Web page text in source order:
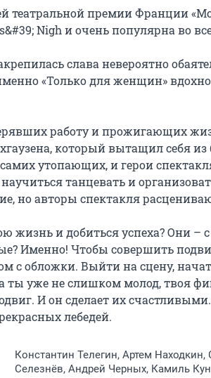
театральной премии Франции
Nigh и очень популярна во
слава невероятно
«Только для женщин»
работу и прожигающих
который вытащил себя из
утопающих, и герои
танцевать и
но авторы спектакля
жизнь и добиться успеха? Они –
Именно! Чтобы совершить
с обложки. Выйти на сцену,
уже не слишком молод, твоя
И он сделает их
лебедей.
Константин Телегин, Артем
Селезнёв, Андрей Черных, Камиль